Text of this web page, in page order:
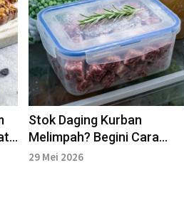
Stok Daging Kurban
Melimpah? Begini Cara
Awet Menyimpannya
29 Mei 2026